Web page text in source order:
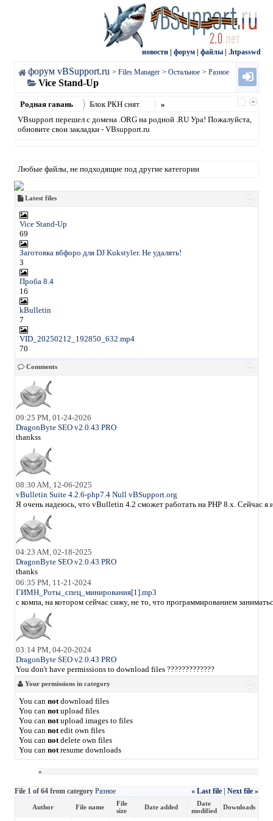
новости форум файлы .htpasswd
форум vBSupport.ru > Files Manager > Остальное > Разное
Vice Stand-Up
Родная гавань Блок РКН снят
»
VBsupport перешел с домена .ORG на родной .RU Ура! Пожалуйста,
обновите свои закладки - VBsupport.ru
Любые файлы, не подходящие под другие категории
Latest files
Vice Stand-Up
69
Заготовка вбфоро для DJ Kukstyler. Не удалять!
3
Проба 8.4
16
kBulletin
7
VID_20250212_192850_632.mp4
70
Comments
09:25 PM, 01-24-2026
DragonByte SEO v2.0.43 PRO
thankss
08:30 AM, 12-06-2025
vBulletin Suite 4.2.6-php7.4 Null vBSupport.org
Я очень надеюсь, что vBulletin 4.2 сможет работать на PHP 8.x. Сейчас
04:23 AM, 02-18-2025
DragonByte SEO v2.0.43 PRO
thanks
06:35 PM, 11-21-2024
ГИМН_Роты_спец_минирования[1].mp3
с компа, на котором сейчас сижу, не то, что программированием
03:14 PM, 04-20-2024
DragonByte SEO v2.0.43 PRO
You don't have permissions to download files ?????????????
Your permissions in category
You can notdownload files
You can notupload files
You can notupload images to files
You can notedit own files
You can notdelete own files
You can notresume downloads
»
« Last file | Next file »
File 1 of 64 from category Разное
Author File name
File
size
Date added
Date
modified
Downloads